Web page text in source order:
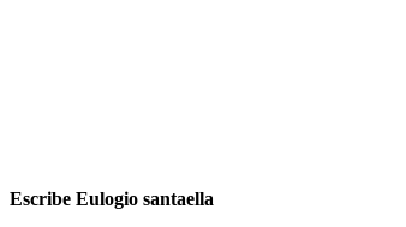
Escribe Eulogio santaella